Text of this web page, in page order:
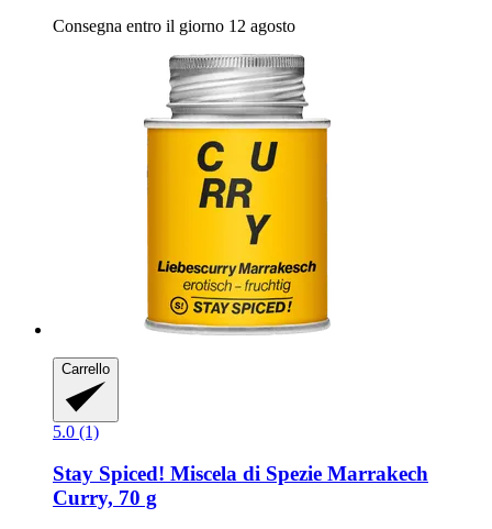
Consegna entro il giorno 12 agosto
Carrello
5.0 (1)
Stay Spiced! Miscela di Spezie Marrakech
Curry, 70 g